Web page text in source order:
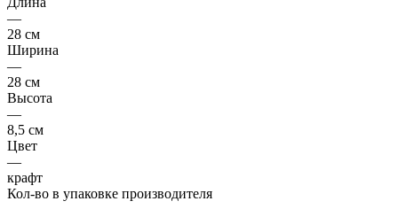
—
28 см
Ширина
—
28 см
Высота
—
8,5 см
Цвет
—
крафт
Кол-во в упаковке производителя